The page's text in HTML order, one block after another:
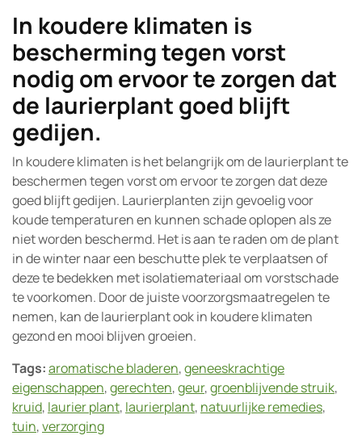
In koudere klimaten is
bescherming tegen vorst
nodig om ervoor te zorgen dat
de laurierplant goed blijft
gedijen.
In koudere klimaten is het belangrijk om de laurierplant te
beschermen tegen vorst om ervoor te zorgen dat deze
goed blijft gedijen. Laurierplanten zijn gevoelig voor
koude temperaturen en kunnen schade oplopen als ze
niet worden beschermd. Het is aan te raden om de plant
in de winter naar een beschutte plek te verplaatsen of
deze te bedekken met isolatiemateriaal om vorstschade
te voorkomen. Door de juiste voorzorgsmaatregelen te
nemen, kan de laurierplant ook in koudere klimaten
gezond en mooi blijven groeien.
Tags:aromatische bladeren,geneeskrachtige
eigenschappen,gerechten,geur,groenblijvende struik,
kruid, laurier plant, laurierplant, natuurlijke remedies,
tuin,verzorging